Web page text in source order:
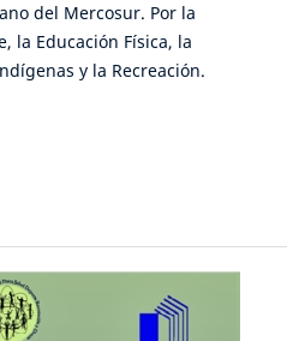
del Mercosur. Por la
la Educación Física, la
y la Recreación.